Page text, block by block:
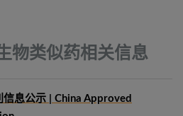
物类似药相关信息
息公示 | China Approved